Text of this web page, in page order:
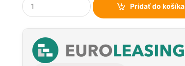
u
t
Pridať do košíka